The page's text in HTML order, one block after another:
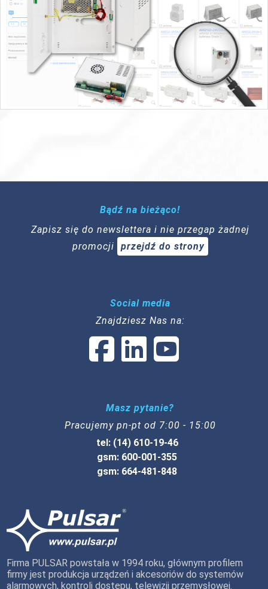
Bądź na bieżąco!
Zapisz się do newslettera i nie przegap żadnej
promocji
przejdź do strony
Social media
Znajdziesz Nas na:
Masz pytanie?
Pracujemy pn-pt od 7:00 - 15:00
tel: (14) 610-19-46
gsm: 600-001-355
gsm: 664-481-848
Firma PULSAR powstała w 1994 roku, głównym profilem
firmy jest produkcja urządzeń i akcesoriów do systemów
alarmowych, kontroli dostępu, telewizji przemysłowej.